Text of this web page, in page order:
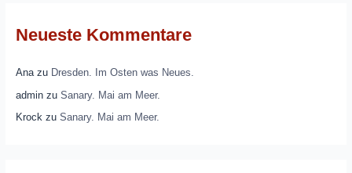
Neueste Kommentare
Anazu Dresden. Im Osten was Neues.
adminzu Sanary. Mai am Meer.
Krockzu Sanary. Mai am Meer.